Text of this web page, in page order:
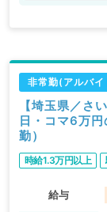
非常勤(アルバイ
【埼玉県／さ
日・コマ6万
勤）
時給1.3万円以上
給与